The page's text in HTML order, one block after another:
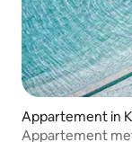
Appartement in
Appartement